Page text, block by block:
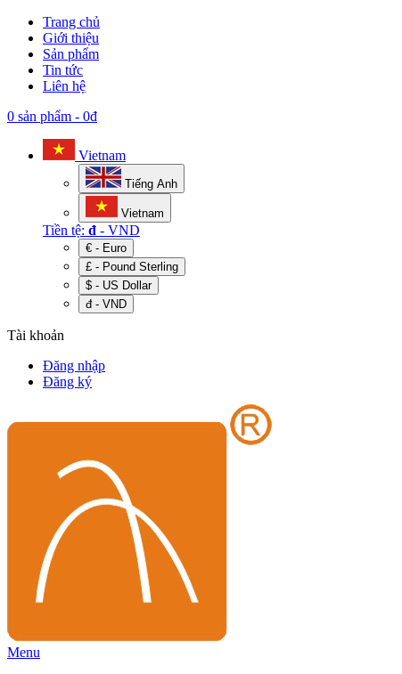
Trang chủ
Giới thiệu
Sản phẩm
Tin tức
Liên hệ
0 sản phẩm - 0đ
Vietnam
Tiếng Anh
Vietnam
Tiền tệ: đ - VND
€ - Euro
£ - Pound Sterling
$ - US Dollar
đ - VND
Tài khoản
Đăng nhập
Đăng ký
Menu